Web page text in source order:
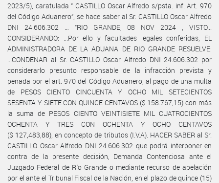
2023/5), caratulada “ CASTILLO Oscar Alfredo s/psta. inf. Art. 970
del Código Aduanero”, se hace saber al Sr. CASTILLO Oscar Alfredo
DNI 24.606.302 … “RIO GRANDE, 08 NOV 2024 , VISTO...
CONSIDERANDO: ...Por ello y facultades legales conferidas, EL
ADMINISTRADORA DE LA ADUANA DE RIO GRANDE RESUELVE:
...CONDENAR al Sr. CASTILLO Oscar Alfredo DNI 24.606.302 por
considerarlo presunto responsable de la infracción prevista y
penada por el art. 970 del Código Aduanero, al pago de una multa
de PESOS CIENTO CINCUENTA Y OCHO MIL SETECIENTOS
SESENTA Y SIETE CON QUINCE CENTAVOS ($ 158.767,15) con más
la suma de PESOS CIENTO VEINTISIETE MIL CUATROCIENTOS
OCHENTA Y TRES CON OCHENTA Y OCHO CENTAVOS
($ 127,483,88), en concepto de tributos (I.V.A). HACER SABER al Sr.
CASTILLO Oscar Alfredo DNI 24.606.302 que podrá interponer en
contra de la presente decisión, Demanda Contenciosa ante el
Juzgado Federal de Río Grande o mediante recurso de apelación
por el ante el Tribunal Fiscal de la Nación, en el plazo de quince (15)